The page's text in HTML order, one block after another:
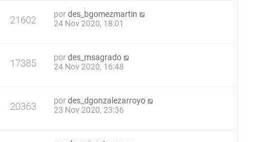
21602 pordes_bgomezmartin
24 Nov 2020, 18:01
17385 pordes_msagrado
24 Nov 2020, 16:48
20363 pordes_dgonzalezarroyo
23 Nov 2020, 23:36